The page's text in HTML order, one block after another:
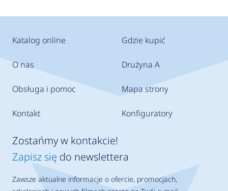
Katalog online
O nas
Obsługa i pomoc
Kontakt
Gdzie kupić
Drużyna A
Mapa strony
Konfiguratory
Zostańmy w kontakcie!
Zapisz się do newslettera
Zawsze aktualne informacje o ofercie, promocjach,